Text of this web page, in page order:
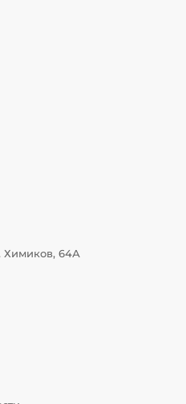
Химиков, 64А